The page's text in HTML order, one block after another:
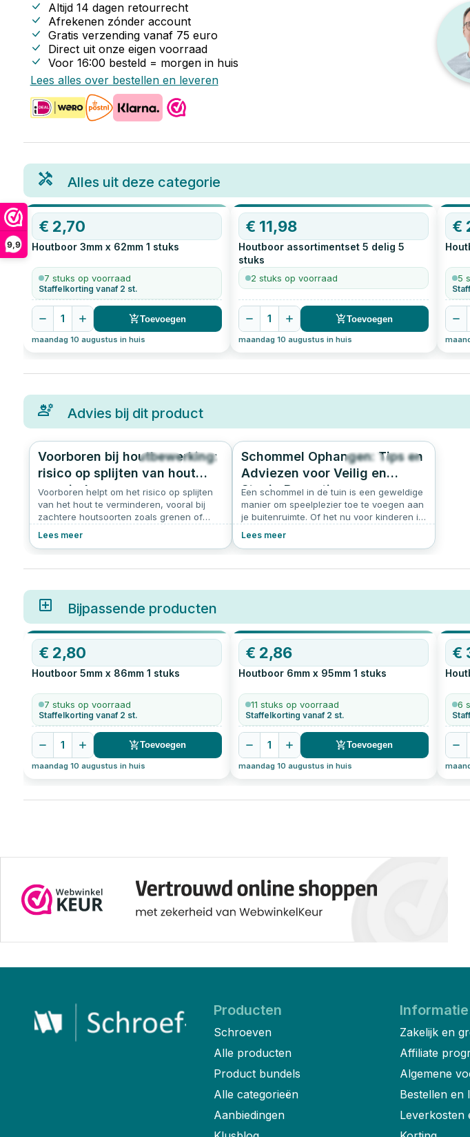
9,9
Altijd 14 dagen retourrecht
Afrekenen zónder account
Gratis verzending vanaf 75 euro
Direct uit onze eigen voorraad
Voor 16:00 besteld = morgen in huis
Lees alles over bestellen en leveren
Alles uit deze categorie
€ 2,70
Houtboor 3mm x 62mm 1 stuks
7 stuks op voorraad
Staffelkorting vanaf 2 st.
1 Toevoegen
maandag 10 augustus in huis
€ 11,98
Houtboor assortimentset 5 delig 5
stuks
2 stuks op voorraad
1 Toevoegen
maandag 10 augustus in huis
€
5
Advies bij dit product
1262 5.0
Voorboren bij houtbewerking:
risico op splijten van hout
verminderen
Voorboren helpt om het risico op splijten
van het hout te verminderen, vooral bij
zachtere houtsoorten zoals grenen of
de plaatsing van de schroef.
Lees meer
1415 5.0
Schommel Ophangen: Tips en
Adviezen voor Veilig en
Stevig Bevestigen
Een schommel in de tuin is een geweldige
manier om speelplezier toe te voegen aan
je buitenruimte. Of het nu voor kinderen is
belangrijk om een schommel met
hangen. In dit artikel lees je alles over hoe
praktische tips en aandachtspunten.
Lees meer
Bijpassende producten
€ 2,80
Houtboor 5mm x 86mm 1 stuks
7 stuks op voorraad
Staffelkorting vanaf 2 st.
1 Toevoegen
maandag 10 augustus in huis
€ 2,86
Houtboor 6mm x 95mm 1 stuks
11 stuks op voorraad
Staffelkorting vanaf 2 st.
1 Toevoegen
maandag 10 augustus in huis
€
6
Producten
Schroeven
Alle producten
Product bundels
Alle categorieën
Aanbiedingen
Informatie
Zakelijk en
Affiliate
Algemene
Bestellen en
Leverkosten